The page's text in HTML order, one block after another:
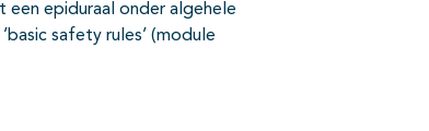
een epiduraal onder algehele
safety rules’ (module